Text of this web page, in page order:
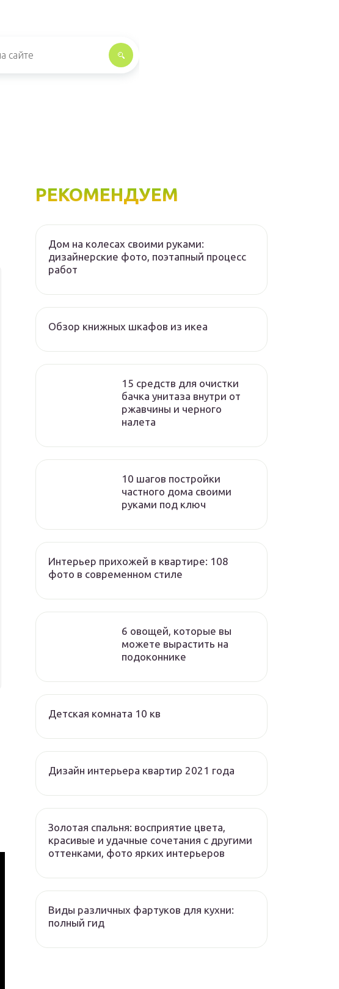
РЕКОМЕНДУЕМ
Дом на колесах своими руками:
дизайнерские фото, поэтапный процесс
работ
Обзор книжных шкафов из икеа
15 средств для очистки
бачка унитаза внутри от
ржавчины и черного
налета
10 шагов постройки
частного дома своими
руками под ключ
Интерьер прихожей в квартире: 108
фото в современном стиле
6 овощей, которые вы
можете вырастить на
подоконнике
Детская комната 10 кв
Дизайн интерьера квартир 2021 года
Золотая спальня: восприятие цвета,
красивые и удачные сочетания с другими
оттенками, фото ярких интерьеров
Виды различных фартуков для кухни:
полный гид